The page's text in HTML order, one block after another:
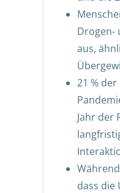
Drogen-
aus,
21 %
Jahr der
dass die